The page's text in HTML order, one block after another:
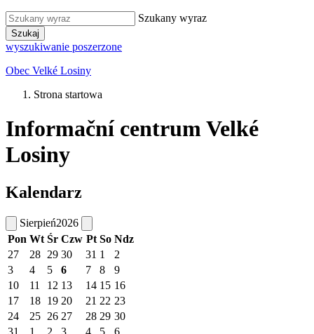
Szukany wyraz
Szukaj
wyszukiwanie poszerzone
Obec Velké Losiny
Strona startowa
Informační centrum Velké
Losiny
Kalendarz
Sierpień2026
Pon Wt Śr Czw Pt So Ndz
27
28 29 30 31 1
2
3
4 5 6 7 8
9
10
11 12 13 14 15 16
17
18 19 20 21 22 23
24
25 26 27 28 29 30
31
1 2 3 4 5 6